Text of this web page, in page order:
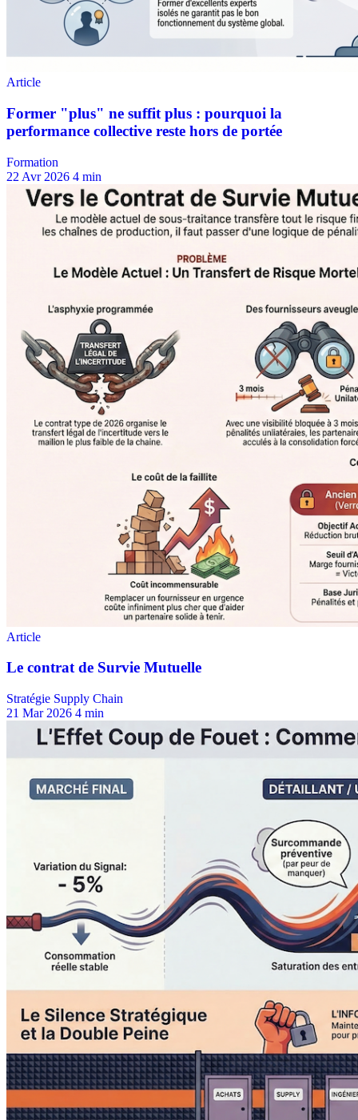
Formation
22 Avr 2026 4 min
Stratégie Supply Chain
21 Mar 2026 4 min